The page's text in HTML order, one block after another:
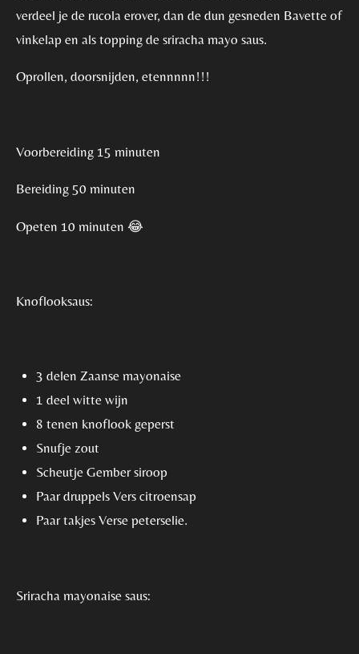
verdeel je de rucola erover, dan de dun gesneden Bavette of
vinkelap en als topping de sriracha mayo saus.
Oprollen, doorsnijden, etennnnn!!!
Voorbereiding 15 minuten
Bereiding 50 minuten
Opeten 10 minuten 😂
Knoflooksaus:
3 delen Zaanse mayonaise
1 deel witte wijn
8 tenen knoflook geperst
Snufje zout
Scheutje Gember siroop
Paar druppels Vers citroensap
Paar takjes Verse peterselie.
Sriracha mayonaise saus: